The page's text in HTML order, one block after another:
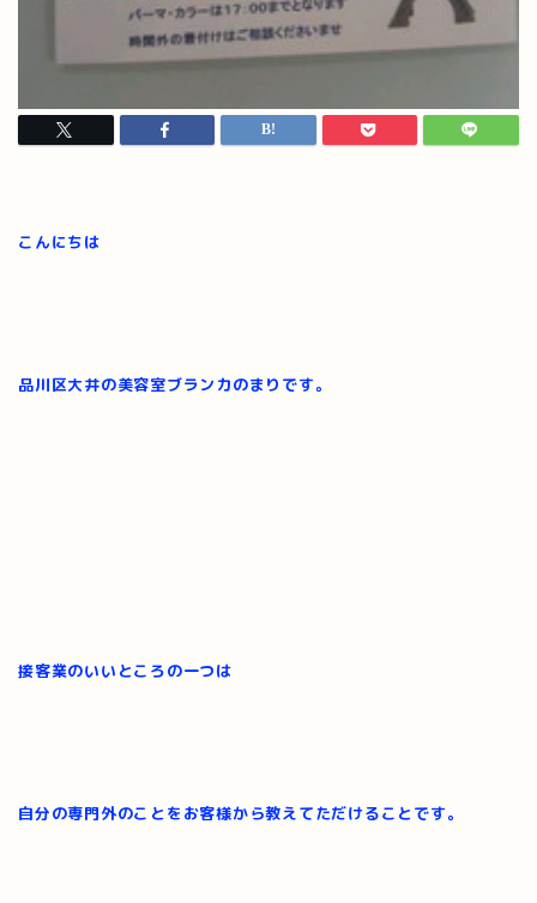
こんにちは
品川区大井の美容室ブランカのまりです。
接客業のいいところの一つは
自分の専門外のことをお客様から教えてただけることです。